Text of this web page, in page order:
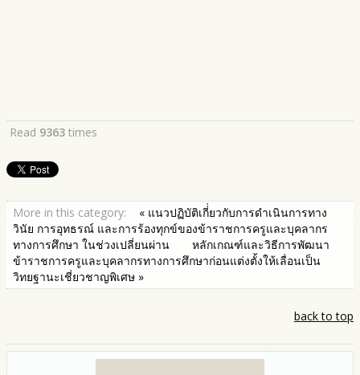
Read 9363 times
More in this category:
« แนวปฏิบัติเกี่่ยวกับการดำเนินการทาง
วินัย การอุทธรณ์ และการร้องทุกข์ของข้าราชการครูและบุคลากร
ทางการศึกษา ในช่วงเปลี่ยนผ่าน
หลักเกณฑ์และวิธีการพัฒนา
ข้าราชการครูและบุคลากรทางการศึกษาก่อนแต่งตั้งให้เลื่อนเป็น
วิทยฐานะเชี่ยวชาญพิเศษ »
back to top